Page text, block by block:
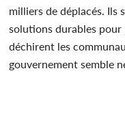
milliers de déplacés. Ils
solutions durables
déchirent les
gouvernement semble